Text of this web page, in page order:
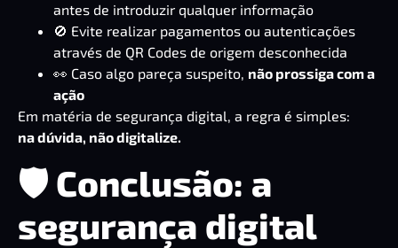
antes de introduzir qualquer informação
🚫 Evite realizar pagamentos ou autenticações
através de QR Codes de origem desconhecida
👀 Caso algo pareça suspeito, não prossiga com a
ação
Em matéria de segurança digital, a regra é simples:
na dúvida, não digitalize.
🛡️ Conclusão: a
segurança digital